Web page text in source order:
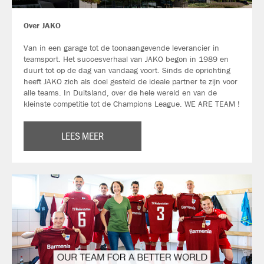
Over JAKO
Van in een garage tot de toonaangevende leverancier in
teamsport. Het succesverhaal van JAKO begon in 1989 en
duurt tot op de dag van vandaag voort. Sinds de oprichting
heeft JAKO zich als doel gesteld de ideale partner te zijn voor
alle teams. In Duitsland, over de hele wereld en van de
kleinste competitie tot de Champions League. WE ARE TEAM !
LEES MEER